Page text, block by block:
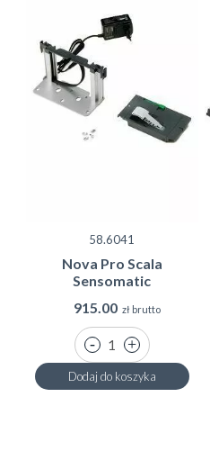
58.6041
Nova Pro Scala
Sensomatic
915.00 zł brutto
Dodaj do koszyka